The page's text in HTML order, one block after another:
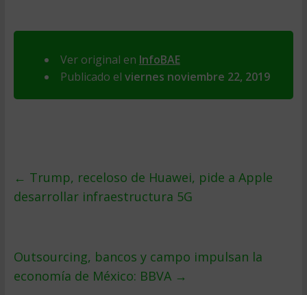
Ver original en InfoBAE
Publicado el viernes noviembre 22, 2019
← Trump, receloso de Huawei, pide a Apple
desarrollar infraestructura 5G
Outsourcing, bancos y campo impulsan la
economía de México: BBVA →